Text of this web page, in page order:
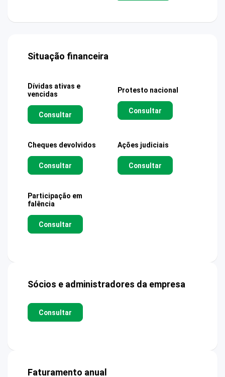
Situação financeira
Dívidas ativas e
vencidas
Consultar
Protesto nacional
Consultar
Cheques devolvidos
Consultar
Ações judiciais
Consultar
Participação em
falência
Consultar
Sócios e administradores da empresa
Consultar
Faturamento anual